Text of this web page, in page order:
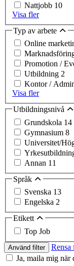
Nattjobb 10
Visa fler
Typ av arbete
Online
Promotion /
Utbildning 2
Kontor /
Visa fler
Utbildningsnivå
Grundskola 14
Gymnasium 8
Universitet/
Annan 11
Språk
Svenska 13
Engelska 2
Etikett
Top Job
Använd filter
Rensa
Ja, maila mig när